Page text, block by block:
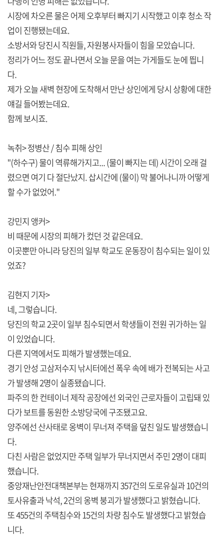
시장에 차오른 물은 어제 오후부터 빠지기 시작했고 이후 청소 작
업이 진행됐는데요.
소방서와 당진시 직원들, 자원봉사자들이 힘을 모았습니다.
정리가 어느 정도 끝나면서 오늘 문을 여는 가게들도 눈에 띕니
다.
제가 오늘 새벽 현장에 도착해서 만난 상인에게 당시 상황에 대한
얘길 들어봤는데요.
함께 보시죠.
녹취> 정병산 / 침수 피해 상인
"(하수구) 물이 역류해가지고... (물이 빠지는 데) 시간이 오래 걸
렸으면 여기 다 절단났지. 삽시간에 (물이) 막 불어나니까 어떻게
할 수가 없었어."
강민지 앵커>
비 때문에 시장의 피해가 컸던 것 같은데요.
이곳뿐만 아니라 당진의 일부 학교도 운동장이 침수되는 일이 있
었죠?
김현지 기자>
네, 그렇습니다.
당진의 학교 2곳이 일부 침수되면서 학생들이 전원 귀가하는 일
이 있었습니다.
다른 지역에서도 피해가 발생했는데요.
경기 안성 고삼저수지 낚시터에선 폭우 속에 배가 전복되는 사고
가 발생해 2명이 실종됐습니다.
파주의 한 컨테이너 제작 공장에선 외국인 근로자들이 고립돼 있
다가 보트를 동원한 소방당국에 구조됐고요.
양주에선 산사태로 옹벽이 무너져 주택을 덮친 일도 발생했습니
다.
다친 사람은 없었지만 주택 일부가 무너지면서 주민 2명이 대피
했습니다.
중앙재난안전대책본부는 현재까지 357건의 도로유실과 10건의
토사유출과 낙석, 2건의 옹벽 붕괴가 발생했다고 밝혔습니다.
또 455건의 주택침수와 15건의 차량 침수도 발생했다고 밝혔습
니다.